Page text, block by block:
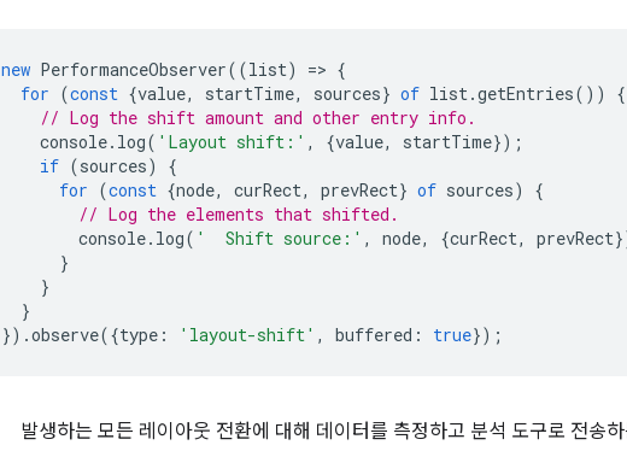
new PerformanceObserver((list) => {
for (const {value, startTime, sources} of list .getEntries())
{
// Log the shift amount and other entry info.
console. log( 'Layout shift:' , {value, startTime});
if (sources)
{
for (const {node, curRect, prevRect} of sources)
{
// Log the elements that shifted.
console. log( '  Shift source:' , node, {curRect, prevRect
}
}
}
}).observe({type : 'layout-shift' , buffered : true});
발생하는 모든 레이아웃 전환에 대해 데이터를 측정하고 분석 도구로 전송